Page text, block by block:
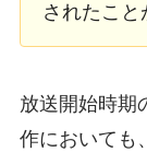
されたこと
放送開始時期
作においても